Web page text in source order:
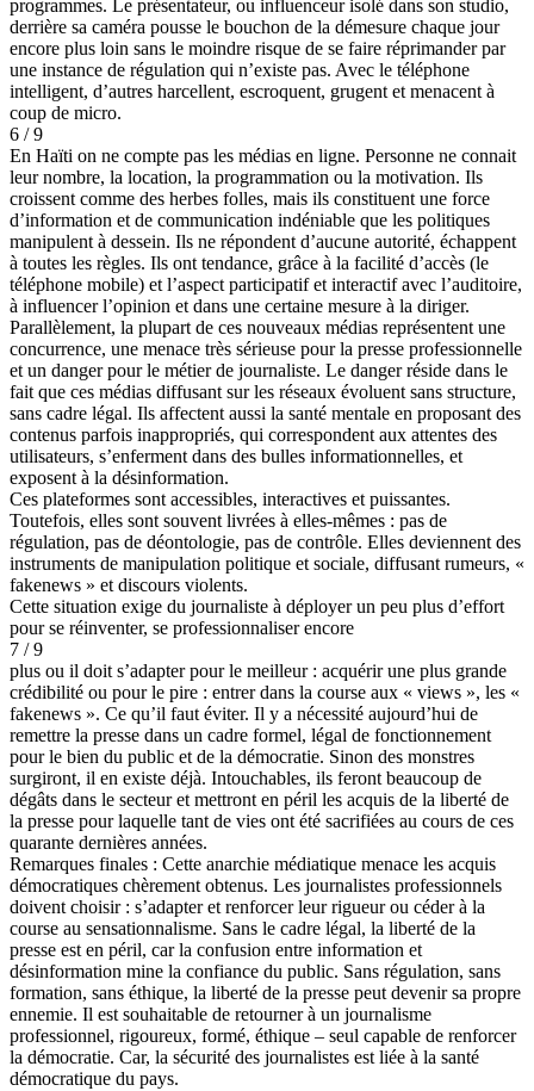
programmes. Le présentateur, ou influenceur isolé dans son studio,
derrière sa caméra pousse le bouchon de la démesure chaque jour
encore plus loin sans le moindre risque de se faire réprimander par
une instance de régulation qui n’existe pas. Avec le téléphone
intelligent, d’autres harcellent, escroquent, grugent et menacent à
coup de micro.
6 / 9
En Haïti on ne compte pas les médias en ligne. Personne ne connait
leur nombre, la location, la programmation ou la motivation. Ils
croissent comme des herbes folles, mais ils constituent une force
d’information et de communication indéniable que les politiques
manipulent à dessein. Ils ne répondent d’aucune autorité, échappent
à toutes les règles. Ils ont tendance, grâce à la facilité d’accès (le
téléphone mobile) et l’aspect participatif et interactif avec l’auditoire,
à influencer l’opinion et dans une certaine mesure à la diriger.
Parallèlement, la plupart de ces nouveaux médias représentent une
concurrence, une menace très sérieuse pour la presse professionnelle
et un danger pour le métier de journaliste. Le danger réside dans le
fait que ces médias diffusant sur les réseaux évoluent sans structure,
sans cadre légal. Ils affectent aussi la santé mentale en proposant des
contenus parfois inappropriés, qui correspondent aux attentes des
utilisateurs, s’enferment dans des bulles informationnelles, et
exposent à la désinformation.
Ces plateformes sont accessibles, interactives et puissantes.
Toutefois, elles sont souvent livrées à elles-mêmes : pas de
régulation, pas de déontologie, pas de contrôle. Elles deviennent des
instruments de manipulation politique et sociale, diffusant rumeurs, «
fakenews » et discours violents.
Cette situation exige du journaliste à déployer un peu plus d’effort
pour se réinventer, se professionnaliser encore
7 / 9
plus ou il doit s’adapter pour le meilleur : acquérir une plus grande
crédibilité ou pour le pire : entrer dans la course aux « views », les «
fakenews ». Ce qu’il faut éviter. Il y a nécessité aujourd’hui de
remettre la presse dans un cadre formel, légal de fonctionnement
pour le bien du public et de la démocratie. Sinon des monstres
surgiront, il en existe déjà. Intouchables, ils feront beaucoup de
dégâts dans le secteur et mettront en péril les acquis de la liberté de
la presse pour laquelle tant de vies ont été sacrifiées au cours de ces
quarante dernières années.
Remarques finales : Cette anarchie médiatique menace les acquis
démocratiques chèrement obtenus. Les journalistes professionnels
doivent choisir : s’adapter et renforcer leur rigueur ou céder à la
course au sensationnalisme. Sans le cadre légal, la liberté de la
presse est en péril, car la confusion entre information et
désinformation mine la confiance du public. Sans régulation, sans
formation, sans éthique, la liberté de la presse peut devenir sa propre
ennemie. Il est souhaitable de retourner à un journalisme
professionnel, rigoureux, formé, éthique – seul capable de renforcer
la démocratie. Car, la sécurité des journalistes est liée à la santé
démocratique du pays.